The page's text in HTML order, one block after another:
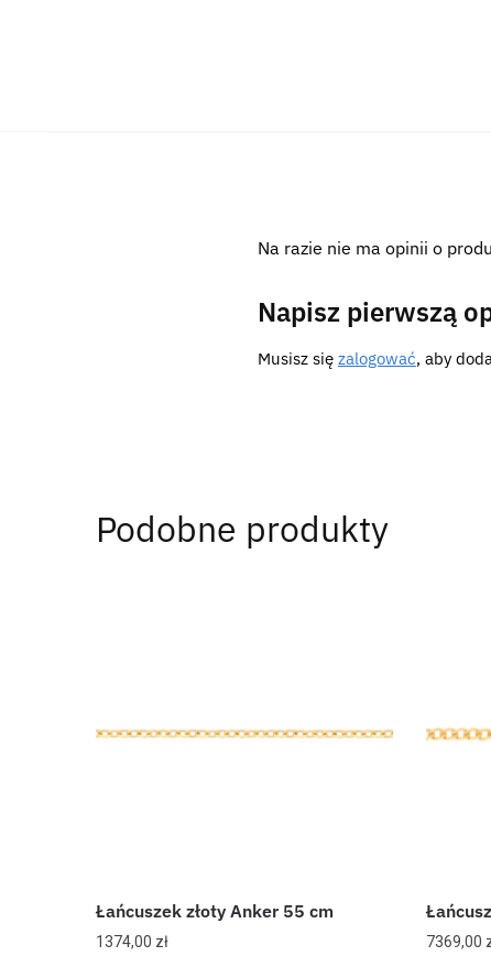
Na razie nie ma opinii o
Napisz pierwszą
Musisz się zalogować, aby
Podobne produkty
Łańcuszek złoty Anker 55 cm
1374,00 zł 7369,00